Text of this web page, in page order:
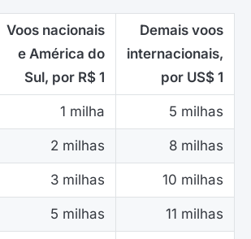
Voos nacionais
e América do
Sul, por R$ 1
Demais voos
internacionais,
por US$ 1
1 milha 5 milhas
2 milhas 8 milhas
3 milhas 10 milhas
5 milhas 11 milhas